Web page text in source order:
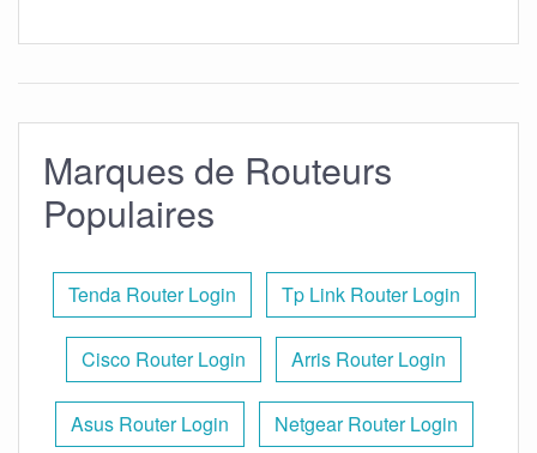
Marques de Routeurs
Populaires
Tenda Router Login Tp Link Router Login
Cisco Router Login Arris Router Login
Asus Router Login Netgear Router Login